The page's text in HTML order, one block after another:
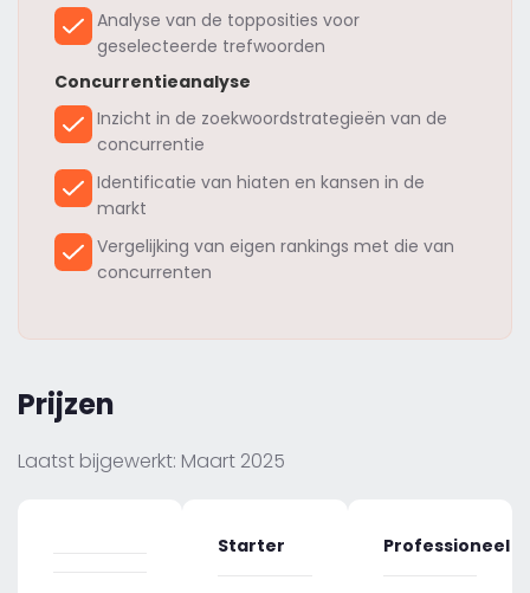
Analyse van de topposities voor
geselecteerde trefwoorden
Concurrentieanalyse
Inzicht in de zoekwoordstrategieën van de
concurrentie
Identificatie van hiaten en kansen in de
markt
Vergelijking van eigen rankings met die van
concurrenten
Prijzen
Laatst bijgewerkt: Maart 2025
Starter Professioneel